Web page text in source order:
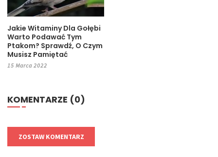
Jakie Witaminy Dla Gołębi
Warto Podawać Tym
Ptakom? Sprawdź, O Czym
Musisz Pamiętać
15 Marca 2022
KOMENTARZE (0)
ZOSTAW KOMENTARZ